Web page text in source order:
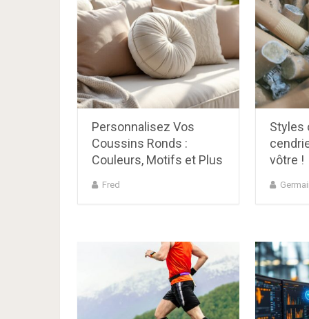
Personnalisez Vos
Coussins Ronds :
Couleurs, Motifs et Plus
Fred
Styles
vôtre !